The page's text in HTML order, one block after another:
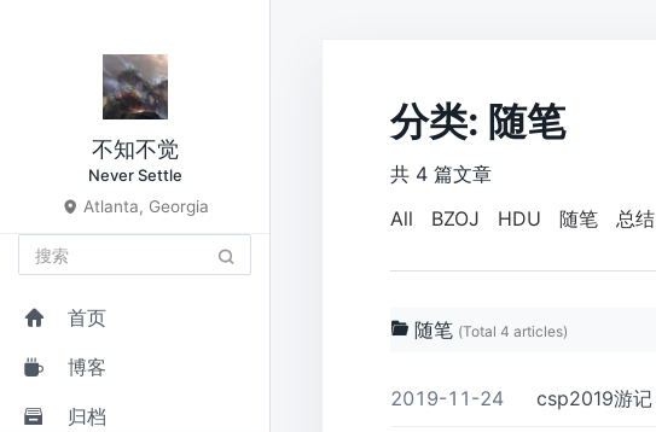
不知不觉
Never Settle
Atlanta, Georgia
首页
博客
归档
分类: 随笔
共 4 篇文章
All
BZOJ HDU 随笔 总结
随笔 (Total 4 articles)
2019-11-24 csp2019游记